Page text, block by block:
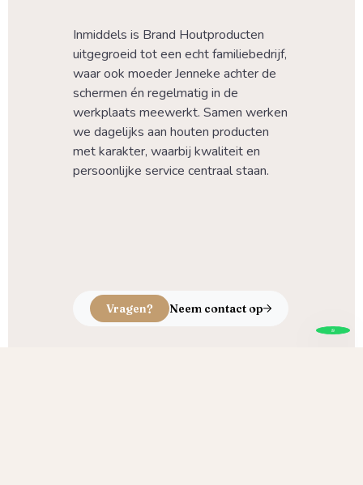
Inmiddels is Brand Houtproducten
uitgegroeid tot een echt familiebedrijf,
waar ook moeder Jenneke achter de
schermen én regelmatig in de
werkplaats meewerkt. Samen werken
we dagelijks aan houten producten
met karakter, waarbij kwaliteit en
persoonlijke service centraal staan.
Vragen? Neem contact op